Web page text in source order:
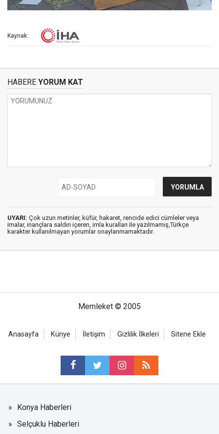
Kaynak:
HABERE YORUM KAT
UYARI: Çok uzun metinler, küfür, hakaret, rencide edici cümleler veya
imalar, inançlara saldırı içeren, imla kuralları ile yazılmamış,Türkçe
karakter kullanılmayan yorumlar onaylanmamaktadır.
Memleket © 2005
Anasayfa Künye İletişim Gizlilik İlkeleri Sitene Ekle
Konya Haberleri
Selçuklu Haberleri